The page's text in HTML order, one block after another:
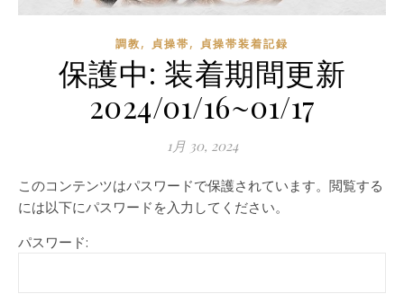
調教, 貞操帯, 貞操帯装着記録
保護中: 装着期間更新
2024/01/16~01/17
1月 30, 2024
このコンテンツはパスワードで保護されています。閲覧する
には以下にパスワードを入力してください。
パスワード: